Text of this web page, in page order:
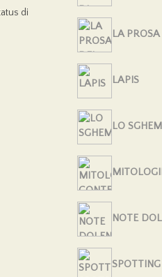
di
LA
LAPIS
LO
NOTE